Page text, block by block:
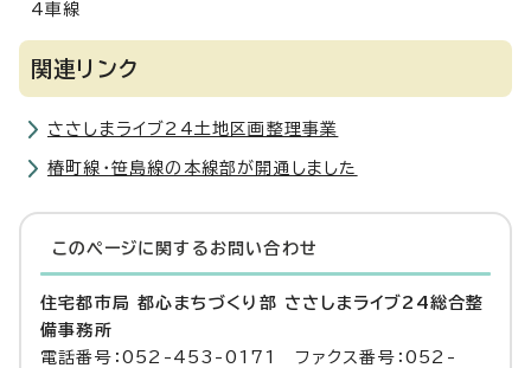
4車線
関連リンク
ささしまライブ24土地区画整理事業
椿町線・笹島線の本線部が開通しました
このページに関する お問い合わせ
住宅都市局 都心まちづくり部 ささしまライブ24総合整
備事務所
電話番号：052-453-0171 ファクス番号：052-